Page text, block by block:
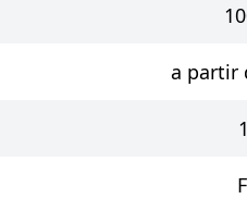
a partir